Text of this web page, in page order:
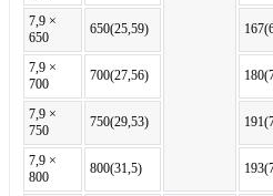
7,9 ×
650
650(25,59)
7,9 ×
700
700(27,56)
7,9 ×
750
750(29,53)
7,9 ×
800
800(31,5)